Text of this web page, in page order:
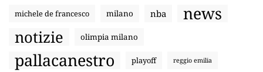
michele de francesco milano nba news
notizie olimpia milano
pallacanestro playoff reggio emilia